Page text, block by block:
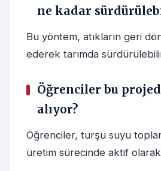
ne kadar
Bu yöntem, atıkların geri
ederek tarımda
Öğrenciler bu
alıyor?
Öğrenciler, turşu suyu
üretim sürecinde aktif